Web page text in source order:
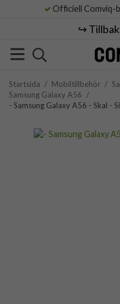
Officiell Comviq-
↪️
Startsida / Mobiltillbehör /
Samsung Galaxy A56 /
- Samsung Galaxy A56 - Skal -